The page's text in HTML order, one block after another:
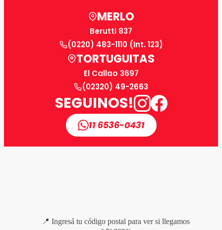
MERLO
Berutti 837
(0220) 483-1110 (Int. 123)
TORTUGUITAS
El Callao 3697
(02320) 49-2663
SEGUINOS!
11 6536-0431
📍 Ingresá tu código postal para ver si llegamos